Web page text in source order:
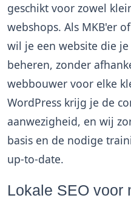
geschikt voor zowel
webshops. Als MKB'er
wil je een website die
beheren, zonder
webbouwer voor elke
WordPress krijg je de
aanwezigheid, en wij
basis en de nodige
up-to-date.
Lokale SEO voor